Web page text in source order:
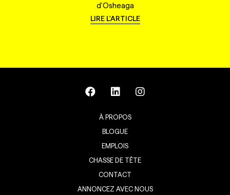
d'Osheaga
LIRE L'ARTICLE
À PROPOS
BLOGUE
EMPLOIS
CHASSE DE TÊTE
CONTACT
ANNONCEZ AVEC NOUS